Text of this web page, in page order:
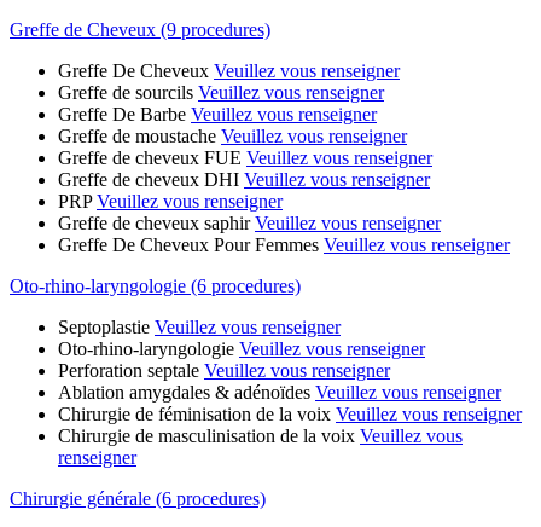
Greffe de Cheveux (9 procedures)
Greffe De Cheveux Veuillez vous renseigner
Greffe de sourcils Veuillez vous renseigner
Greffe De Barbe Veuillez vous renseigner
Greffe de moustache Veuillez vous renseigner
Greffe de cheveux FUE Veuillez vous renseigner
Greffe de cheveux DHI Veuillez vous renseigner
PRP Veuillez vous renseigner
Greffe de cheveux saphir Veuillez vous renseigner
Greffe De Cheveux Pour Femmes Veuillez vous renseigner
Oto-rhino-laryngologie (6 procedures)
Septoplastie Veuillez vous renseigner
Oto-rhino-laryngologie Veuillez vous renseigner
Perforation septale Veuillez vous renseigner
Ablation amygdales & adénoïdes Veuillez vous renseigner
Chirurgie de féminisation de la voix Veuillez vous renseigner
Chirurgie de masculinisation de la voix Veuillez vous
renseigner
Chirurgie générale (6 procedures)